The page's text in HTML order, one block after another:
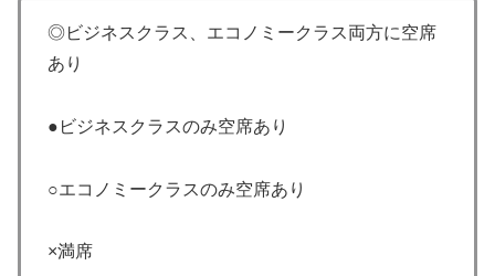
◎ビジネスクラス、エコノミークラス両方に空席
あり
●ビジネスクラスのみ空席あり
○エコノミークラスのみ空席あり
×満席